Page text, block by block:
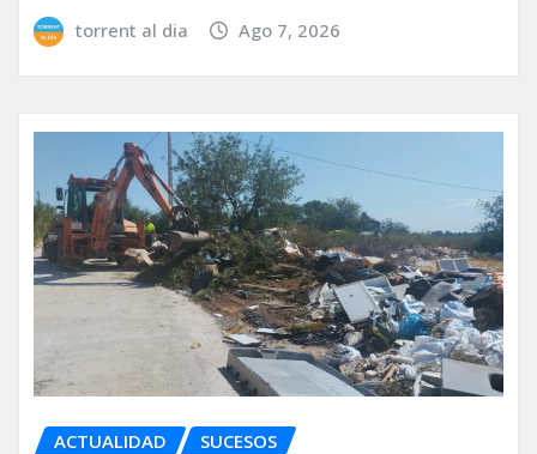
torrent al dia Ago 7, 2026
ACTUALIDAD SUCESOS